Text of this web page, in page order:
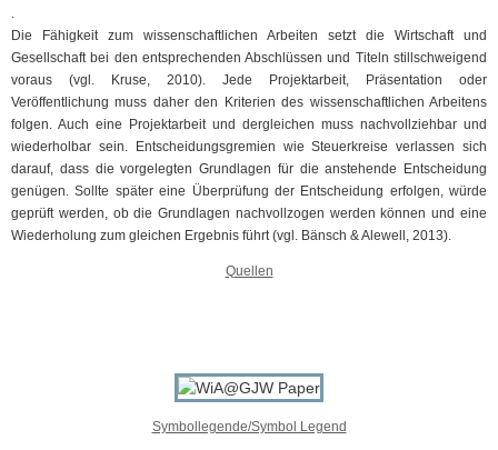
.
Die Fähigkeit zum wissenschaftlichen Arbeiten setzt die Wirtschaft und
Gesellschaft bei den entsprechenden Abschlüssen und Titeln stillschweigend
voraus (vgl. Kruse, 2010). Jede Projektarbeit, Präsentation oder
Veröffentlichung muss daher den Kriterien des wissenschaftlichen Arbeitens
folgen. Auch eine Projektarbeit und dergleichen muss nachvollziehbar und
wiederholbar sein. Entscheidungsgremien wie Steuerkreise verlassen sich
darauf, dass die vorgelegten Grundlagen für die anstehende Entscheidung
genügen. Sollte später eine Überprüfung der Entscheidung erfolgen, würde
geprüft werden, ob die Grundlagen nachvollzogen werden können und eine
Wiederholung zum gleichen Ergebnis führt (vgl. Bänsch & Alewell, 2013).
Quellen
Symbollegende/Symbol Legend